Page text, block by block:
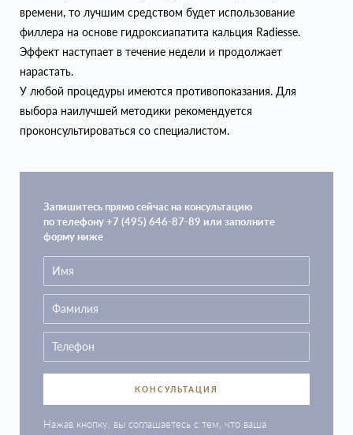
времени, то лучшим средством будет использование
филлера на основе гидроксиапатита кальция Radiesse.
Эффект наступает в течение недели и продолжает
нарастать.
У любой процедуры имеются противопоказания. Для
выбора наилучшей методики рекомендуется
проконсультироваться со специалистом.
Запишитесь прямо сейчас на консультацию
по телефону +7 (495) 646-87-89 или заполните
форму ниже
КОНСУЛЬТАЦИЯ
Нажав кнопку, вы соглашаетесь с тем, что ваша